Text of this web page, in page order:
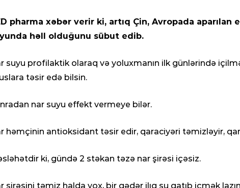
pharma xəbər verir ki, artıq Çin, Avropada
həll olduğunu sübut edib.
suyu profilaktik olaraq və yoluxmanın ilk günlərində
təsir edə bilsin.
nar suyu effekt vermeye bilər.
həmçinin antioksidant təsir edir, qaraciyəri təmizləyir,
ki, gündə 2 stəkan təzə nar şirəsi içəsiz.
şirəsini təmiz halda yox, bir qədər ilıq su qatıb içmək